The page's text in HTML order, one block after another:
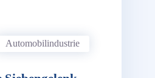
Automobil­industrie